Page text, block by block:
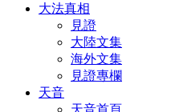
大法真相
見證
大陸文集
海外文集
見證專欄
天音
天音首頁